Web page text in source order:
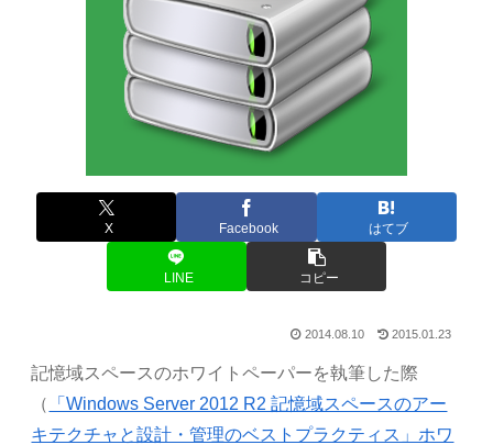
X Facebook はてブ
LINE コピー
2014.08.10 2015.01.23
記憶域スペースのホワイトペーパーを執筆した際
（
「Windows Server 2012 R2 記憶域スペースのアー
キテクチャと設計・管理のベストプラクティス」ホワ